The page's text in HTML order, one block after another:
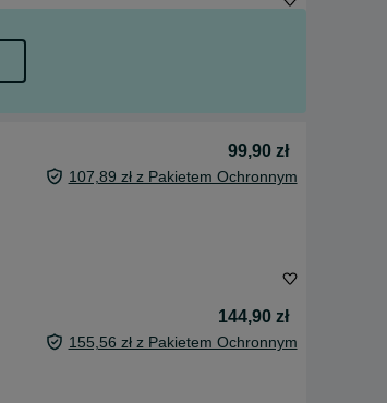
99,90 zł
107,89 zł z Pakietem Ochronnym
144,90 zł
155,56 zł z Pakietem Ochronnym